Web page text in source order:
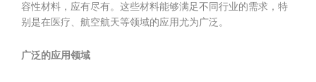
容性材料，应有尽有。这些材料能够满足不同行业的需求，特
别是在医疗、航空航天等领域的应用尤为广泛。
广泛的应用领域